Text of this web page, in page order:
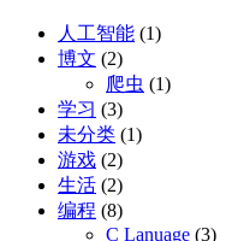
队的，团队需要整理一个相对
完善的上线规范及配套的上线
调试系统 1. 平台系统没有测
试环境 没有测试环境，可以归
结成历史遗留问题，需要尽快
安排跟上线环境一样的测试环
境 2. 代码本地开发 本地开发
环境是对代码而言的，据了解
是使用phpstudy（这种相对初
人工智能 (1)
博文 (2)
爬虫 (1)
学习 (3)
未分类 (1)
游戏 (2)
生活 (2)
编程 (8)
C Lanuage (3)